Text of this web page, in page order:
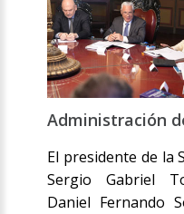
Administración
El presidente de la
Sergio Gabriel
Daniel Fernando